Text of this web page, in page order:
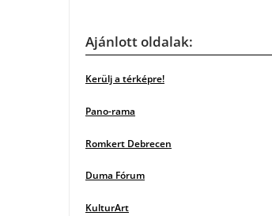
Ajánlott oldalak:
Kerülj a térképre!
Pano-rama
Romkert Debrecen
Duma Fórum
KulturArt